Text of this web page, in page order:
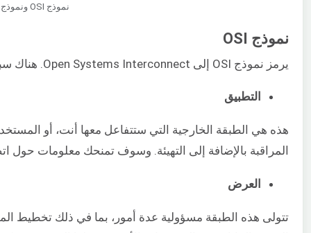
نموذج OSI ونموذج TCP/IP
نموذج OSI
يرمز نموذج OSI إلى Open Systems Interconnect. هناك سبع طبقات مختلفة تشكل هذا النموذج:
التطبيق
هذه هي الطبقة الخارجية التي ستتفاعل معها أنت، أو
المراقبة بالإضافة إلى التهيئة. وسوف تمنحك معلومات حول
العرض
تتولى هذه الطبقة مسؤولية عدة أمور، بما في ذلك تخطيط